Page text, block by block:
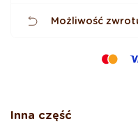
Możliwość
Inna część